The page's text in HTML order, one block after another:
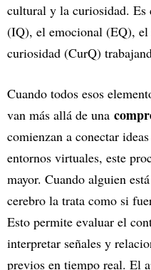
cultural y la curiosidad.
(IQ), el emocional (EQ),
curiosidad (CurQ)
Cuando todos esos
van más allá de una
comienzan a conectar
entornos virtuales, este
mayor. Cuando alguien
cerebro la trata como si
Esto permite evaluar el
interpretar señales y
previos en tiempo real. El